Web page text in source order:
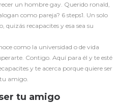
un hombre gay. Querido ronald,
como pareja? 6 steps1. Un solo
quizás recapacites y esa sea su
como la universidad o de vida
Contigo. Aquí para él y te esté
y te acerca porque quiere ser
amigo.
tu amigo